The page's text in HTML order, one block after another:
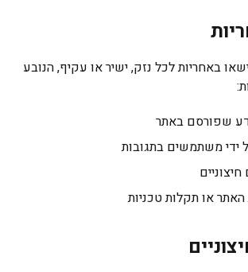
באחריות לכל נזק, ישיר או עקיף, הנובע
שפורסם באתר
ידי משתמשים בתגובות
או תקלות טכניות